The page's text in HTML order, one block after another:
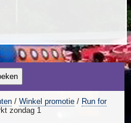
/ Winkel promotie/ Run for
zondag 1